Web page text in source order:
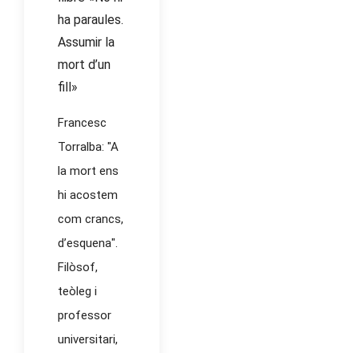
ha paraules.
Assumir la
mort d’un
fill»
Francesc
Torralba: "A
la mort ens
hi acostem
com crancs,
d’esquena".
Filòsof,
teòleg i
professor
universitari,